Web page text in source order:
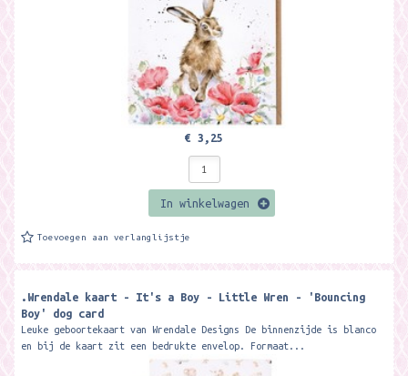
€ 3,25
In winkelwagen
Toevoegen aan verlanglijstje
.Wrendale kaart - It's a Boy - Little Wren - 'Bouncing
Boy' dog card
Leuke geboortekaart van Wrendale Designs De binnenzijde is blanco
en bij de kaart zit een bedrukte envelop. Formaat...